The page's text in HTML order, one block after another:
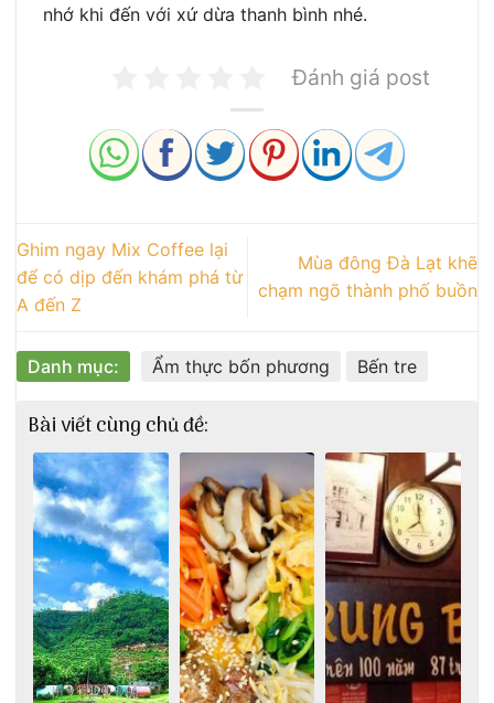
nhớ khi đến với xứ dừa thanh bình nhé.
Đánh giá post
Ghim ngay Mix Coffee lại
để có dịp đến khám phá từ
A đến Z
Mùa đông Đà Lạt khẽ
chạm ngõ thành phố buồn
Danh mục: Ẩm thực bốn phương Bến tre
Bài viết cùng chủ đề: